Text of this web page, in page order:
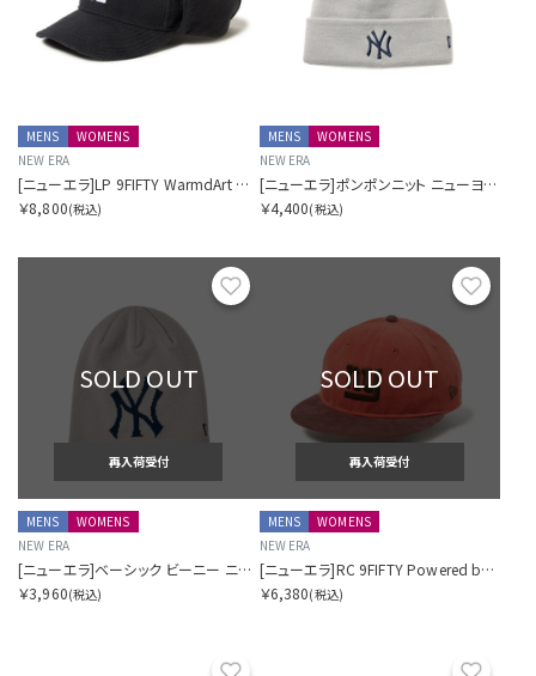
MENS
WOMENS
NEW ERA
[ニューエラ]LP 9FIFTY WarmdArt ロサンゼルス・ドジャース
￥8,800(税込)
MENS
WOMENS
NEW ERA
[ニューエラ]ポンポンニット ニューヨーク・ヤンキース
￥4,400(税込)
お気に入り
SOLD OUT
再入荷受付
MENS
WOMENS
NEW ERA
[ニューエラ]ベーシック ビーニー ニューヨーク・ヤンキース
￥3,960(税込)
SOLD OUT
再入荷受付
MENS
WOMENS
NEW ERA
[ニューエラ]RC 9FIFTY Powered by GORO NAKATSUGAWA（MIN-NANO） ニューヨーク・ジャイアンツ
￥6,380(税込)